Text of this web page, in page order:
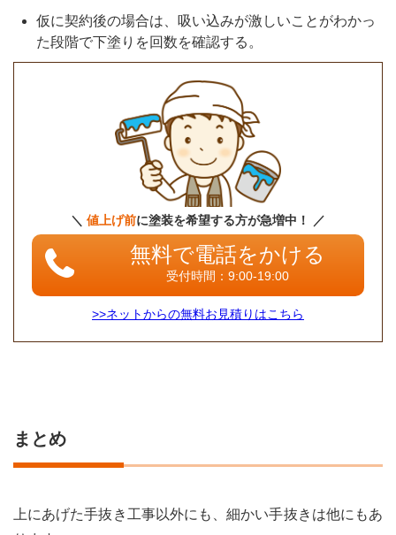
仮に契約後の場合は、吸い込みが激しいことがわかっ
た段階で下塗りを回数を確認する。
＼ 値上げ前に塗装を希望する方が急増中！ ／
無料で電話をかける
受付時間：9:00-19:00
>>ネットからの無料お見積りはこちら
まとめ
上にあげた手抜き工事以外にも、細かい手抜きは他にもあ